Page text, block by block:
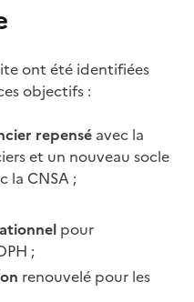
ont été identifiées
objectifs :
repensé avec la
et un nouveau socle
la CNSA ;
pour
;
renouvelé pour les